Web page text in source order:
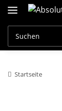
Startseite